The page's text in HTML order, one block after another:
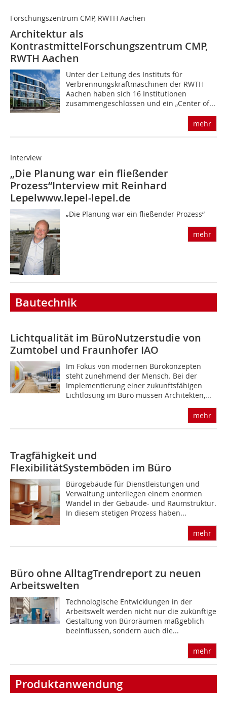
Forschungszentrum CMP, RWTH Aachen
Architektur als
KontrastmittelForschungszentrum CMP,
RWTH Aachen
Unter der Leitung des Instituts für
Verbrennungskraftmaschinen der RWTH
Aachen haben sich 16 Institu­tionen
zusammengeschlossen und ein „Center of...
mehr
Interview
„Die Planung war ein fließender
Prozess“Interview mit Reinhard
Lepelwww.lepel-lepel.de
„Die Planung war ein fließender Prozess“
mehr
Bautechnik
Lichtqualität im BüroNutzerstudie von
Zumtobel und Fraunhofer IAO
Im Fokus von modernen Bürokonzepten
steht zunehmend der Mensch. Bei der
Implementierung einer zukunftsfähigen
Lichtlösung im Büro müssen Architekten,...
mehr
Tragfähigkeit und
FlexibilitätSystemböden im Büro
Bürogebäude für Dienstleistungen und
Verwaltung unterliegen einem enormen
Wandel in der Gebäude- und Raumstruktur.
In diesem stetigen Prozess haben...
mehr
Büro ohne AlltagTrendreport zu neuen
Arbeitswelten
Technologische Entwicklungen in der
Arbeitswelt werden nicht nur die zukünftige
Gestaltung von Büroräumen maßgeblich
beeinflussen, sondern auch die...
mehr
Produktanwendung